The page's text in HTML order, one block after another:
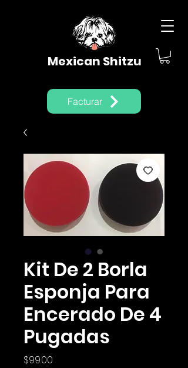
Mexican Shitzu
Facturar
Kit De 2 Borla
Esponja Para
Encerado De 4
Pugadas
$99.00